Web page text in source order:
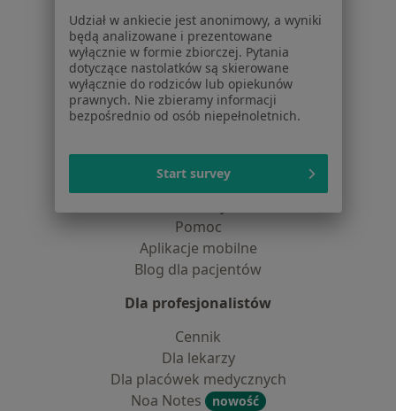
Partnerzy
Centrum prasowe
Kontakt
Dla pacjentów
Lekarze
Usługi i zabiegi
Pomoc
Aplikacje mobilne
Blog dla pacjentów
Dla profesjonalistów
Cennik
Dla lekarzy
Dla placówek medycznych
Noa Notes
nowość
Udział w ankiecie jest anonimowy, a wyniki
będą analizowane i prezentowane
wyłącznie w formie zbiorczej. Pytania
dotyczące nastolatków są skierowane
wyłącznie do rodziców lub opiekunów
prawnych. Nie zbieramy informacji
bezpośrednio od osób niepełnoletnich.
Start survey